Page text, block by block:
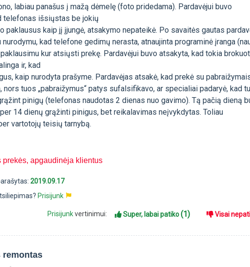
labiau panašus į mažą dėmelę (foto pridedama). Pardavėjui buvo
telefonas išsiųstas be jokių
paklausus kaip jį įjungė, atsakymo nepateikė. Po savaitės gautas
kad telefone gedimų nerasta, atnaujinta programinė įranga
kur atsiųsti prekę. Pardavėjui buvo atsakyta, kad tokia
ir, kad
kaip nurodyta prašyme. Pardavėjas atsakė, kad prekė su
nors tuos „pabraižymus“ patys sufalsifikavo, ar specialiai padaryė, kad
pinigų (telefonas naudotas 2 dienas nuo gavimo). Tą pačią dieną
14 dienų grąžinti pinigus, bet reikalavimas neįvykdytas. Toliau
vartotojų teisių tarnybą.
prekės, apgaudinėja klientus
2019.09.17
Prisijunk
Prisijunkvertinimui: Super, labai patiko(1) Visai
remontas